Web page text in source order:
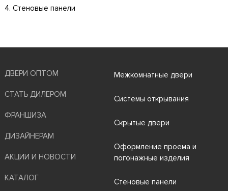
4. Стеновые панели
ДВЕРИ ОПТОМ
СТАТЬ ДИЛЕРОМ
ФРАНШИЗА
ДИЗАЙНЕРАМ
АКЦИИ И НОВОСТИ
КАТАЛОГ
Межкомнатные двери
Системы открывания
Скрытые двери
Оформление проема и
погонажные изделия
Стеновые панели